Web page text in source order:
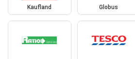
Kaufland Globus